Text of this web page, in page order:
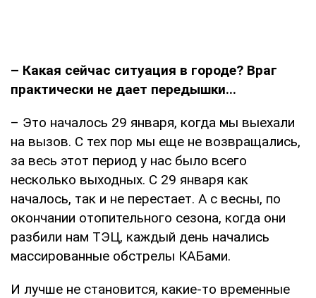
– Какая сейчас ситуация в городе? Враг
практически не дает передышки...
– Это началось 29 января, когда мы выехали
на вызов. С тех пор мы еще не возвращались,
за весь этот период у нас было всего
несколько выходных. С 29 января как
началось, так и не перестает. А с весны, по
окончании отопительного сезона, когда они
разбили нам ТЭЦ, каждый день начались
массированные обстрелы КАБами.
И лучше не становится, какие-то временные